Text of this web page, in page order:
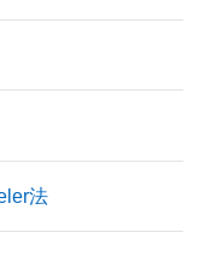
法